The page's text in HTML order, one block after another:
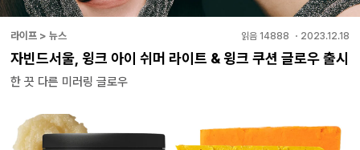
라이프 > 뉴스 읽음 14888 ・ 2023.12.18
자빈드서울, 윙크 아이 쉬머 라이트 & 윙크 쿠션 글로우 출시
한 끗 다른 미러링 글로우